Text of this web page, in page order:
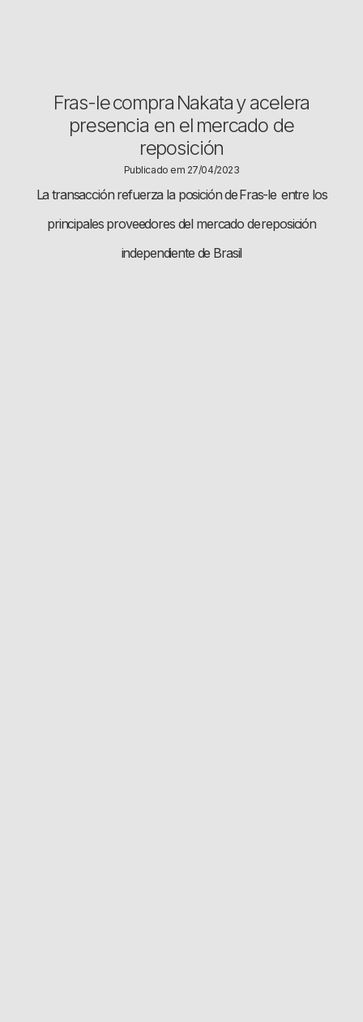
Fras-le compra Nakata y acelera
presencia en el mercado de
reposición
Publicado em 27/04/2023
La transacción refuerza la posición de Fras-le entre los
principales proveedores del mercado de reposición
independiente de Brasil